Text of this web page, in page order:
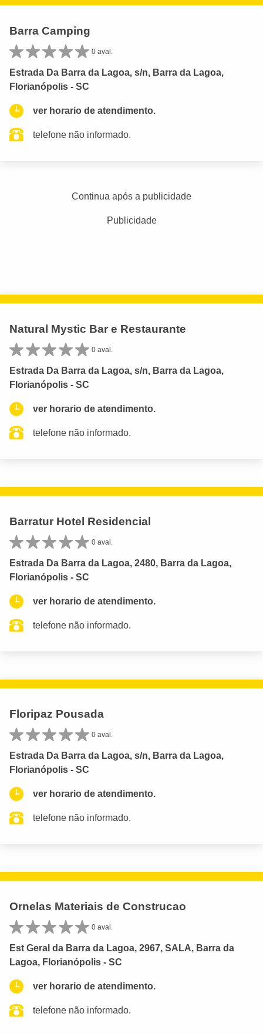
Barra Camping
0 aval.
Estrada Da Barra da Lagoa, s/n, Barra da Lagoa,
Florianópolis - SC
ver horario de atendimento.
telefone não informado.
Continua após a publicidade
Publicidade
Natural Mystic Bar e Restaurante
0 aval.
Estrada Da Barra da Lagoa, s/n, Barra da Lagoa,
Florianópolis - SC
ver horario de atendimento.
telefone não informado.
Barratur Hotel Residencial
0 aval.
Estrada Da Barra da Lagoa, 2480, Barra da Lagoa,
Florianópolis - SC
ver horario de atendimento.
telefone não informado.
Floripaz Pousada
0 aval.
Estrada Da Barra da Lagoa, s/n, Barra da Lagoa,
Florianópolis - SC
ver horario de atendimento.
telefone não informado.
Ornelas Materiais de Construcao
0 aval.
Est Geral da Barra da Lagoa, 2967, SALA, Barra da
Lagoa, Florianópolis - SC
ver horario de atendimento.
telefone não informado.